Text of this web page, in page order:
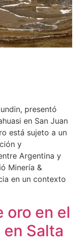
presentó
en San Juan
está sujeto a un
y
Argentina y
Minería &
en un contexto
oro en el
Salta